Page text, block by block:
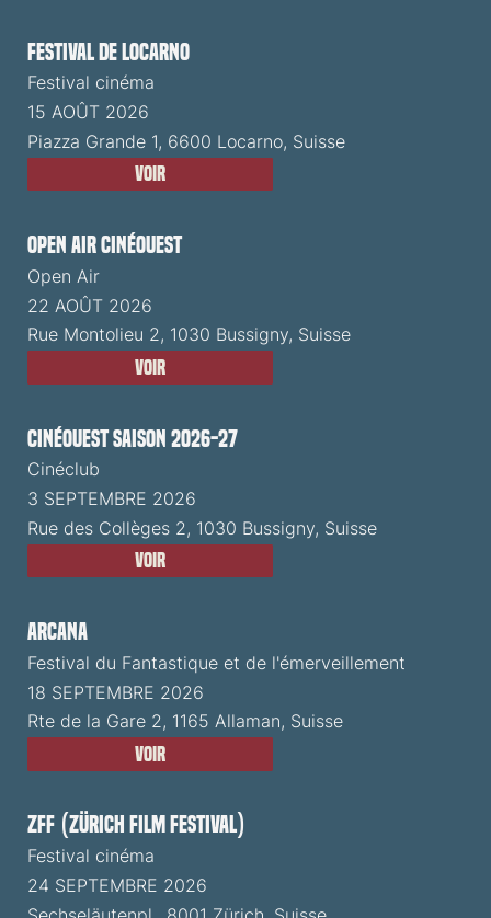
Festival de Locarno
Festival cinéma
15 AOÛT 2026
Piazza Grande 1, 6600 Locarno, Suisse
Voir
Open Air CinéOuest
Open Air
22 AOÛT 2026
Rue Montolieu 2, 1030 Bussigny, Suisse
Voir
CinéOuest Saison 2026-27
Cinéclub
3 SEPTEMBRE 2026
Rue des Collèges 2, 1030 Bussigny, Suisse
Voir
ARCANA
Festival du Fantastique et de l'émerveillement
18 SEPTEMBRE 2026
Rte de la Gare 2, 1165 Allaman, Suisse
Voir
ZFF (Zürich Film Festival)
Festival cinéma
24 SEPTEMBRE 2026